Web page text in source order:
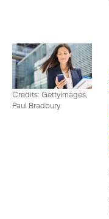
Credits: Gettyimages,
Paul Bradbury